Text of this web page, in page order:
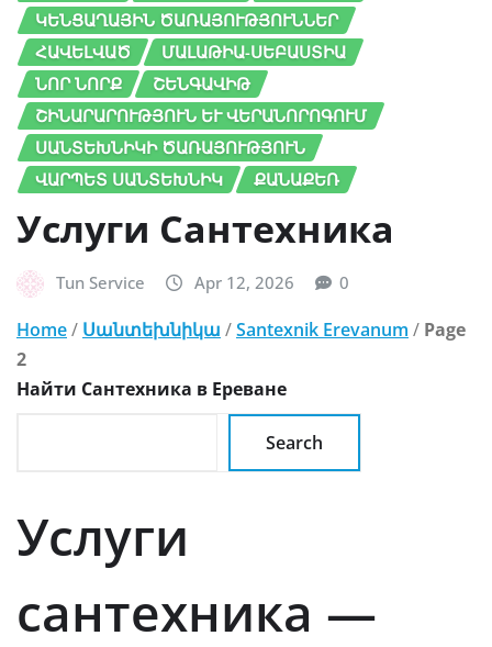
ԿԵՆՑԱՂԱՅԻՆ ԾԱՌԱՅՈՒԹՅՈՒՆՆԵՐ
ՀԱՎԵԼՎԱԾ
ՄԱԼԱԹԻԱ-ՍԵԲԱՍՏԻԱ
ՆՈՐ ՆՈՐՔ
ՇԵՆԳԱՎԻԹ
ՇԻՆԱՐԱՐՈՒԹՅՈՒՆ ԵՒ ՎԵՐԱՆՈՐՈԳՈՒՄ
ՍԱՆՏԵԽՆԻԿԻ ԾԱՌԱՅՈՒԹՅՈՒՆ
ՎԱՐՊԵՏ ՍԱՆՏԵԽՆԻԿ
ՔԱՆԱՔԵՌ
Услуги Сантехника
Tun Service Apr 12, 2026 0
Home/ Սանտեխնիկա /Santexnik Erevanum / Page
2
Найти Сантехника в Ереване
Search
Услуги
сантехника —